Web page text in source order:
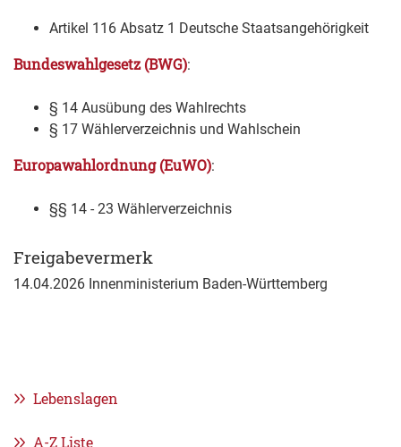
Artikel 116 Absatz 1 Deutsche Staatsangehörigkeit
Bundeswahlgesetz (BWG):
§ 14 Ausübung des Wahlrechts
§ 17 Wählerverzeichnis und Wahlschein
Europawahlordnung (EuWO):
§§ 14 - 23 Wählerverzeichnis
Freigabevermerk
14.04.2026 Innenministerium Baden-Württemberg
Lebenslagen
A-Z Liste